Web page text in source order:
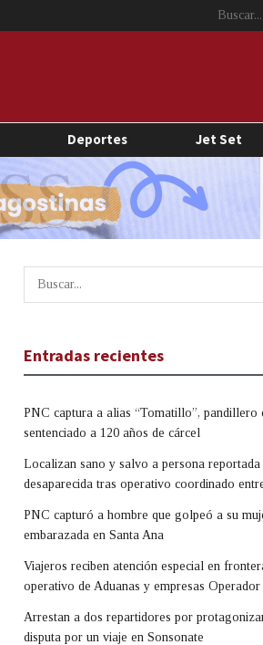
Deportes Jet Set
Entradas recientes
PNC captura a alias “Tomatillo”, pandillero
sentenciado a 120 años de cárcel
Localizan sano y salvo a persona reportada
desaparecida tras operativo coordinado
PNC capturó a hombre que golpeó a su
embarazada en Santa Ana
Viajeros reciben atención especial en
operativo de Aduanas y empresas
Arrestan a dos repartidores por
disputa por un viaje en Sonsonate